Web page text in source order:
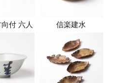
付 六人 信楽建水